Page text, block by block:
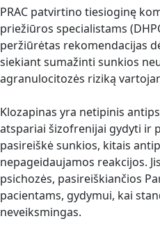
PRAC patvirtino tiesioginę
priežiūros specialistams
peržiūrėtas rekomendacijas
siekiant sumažinti sunkios
agranulocitozės riziką
Klozapinas yra netipinis
atspariai šizofrenijai gydyti ir
pasireiškė sunkios, kitais
nepageidaujamos reakcijos.
psichozės, pasireiškiančios
pacientams, gydymui, kai
neveiksmingas.